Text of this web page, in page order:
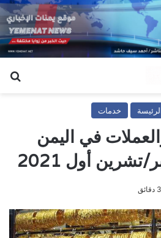
خدمات
في اليمن